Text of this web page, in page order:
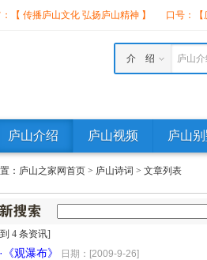
【 传播庐山文化 弘扬庐山精神 】 口号：
庐山
介 绍
庐山介绍 庐山视频 庐山
： 庐山之家网首页 > 庐山诗词 > 文章列表
4 条资讯]
观瀑布》
日期：[2009-9-26]